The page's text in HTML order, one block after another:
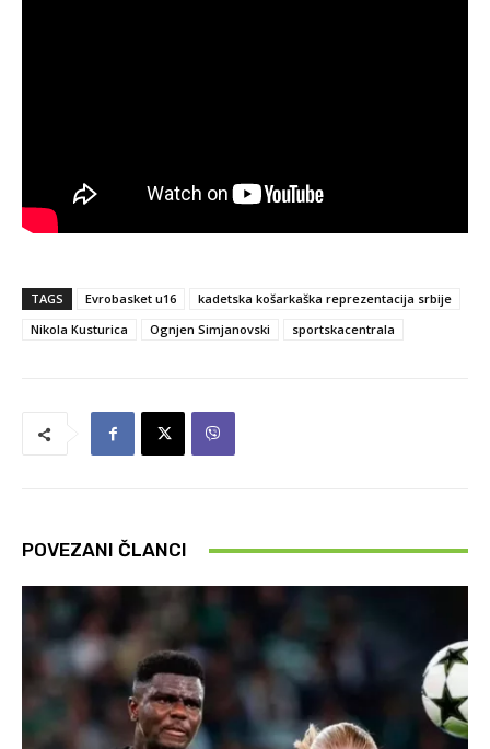
TAGS Evrobasket u16
kadetska košarkaška reprezentacija srbije
Nikola Kusturica
Ognjen Simjanovski sportskacentrala
POVEZANI ČLANCI